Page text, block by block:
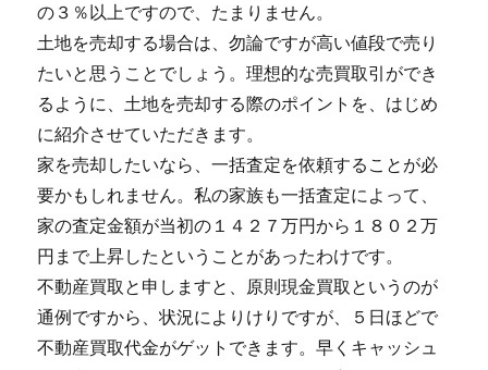
の３％以上ですので、たまりません。
土地を売却する場合は、勿論ですが高い値段で売り
たいと思うことでしょう。理想的な売買取引ができ
るように、土地を売却する際のポイントを、はじめ
に紹介させていただきます。
家を売却したいなら、一括査定を依頼することが必
要かもしれません。私の家族も一括査定によって、
家の査定金額が当初の１４２７万円から１８０２万
円まで上昇したということがあったわけです。
不動産買取と申しますと、原則現金買取というのが
通例ですから、状況によりけりですが、５日ほどで
不動産買取代金がゲットできます。早くキャッシュ